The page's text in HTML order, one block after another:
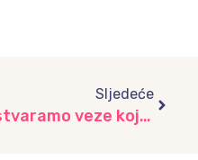
Sljedeće
Radionica prijateljstva – srcem stvaramo veze koje traju, vrtić “Dječiji grad”